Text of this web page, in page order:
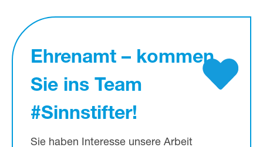
Ehrenamt – kommen
Sie ins Team
#Sinnstifter!
Sie haben Interesse unsere Arbeit